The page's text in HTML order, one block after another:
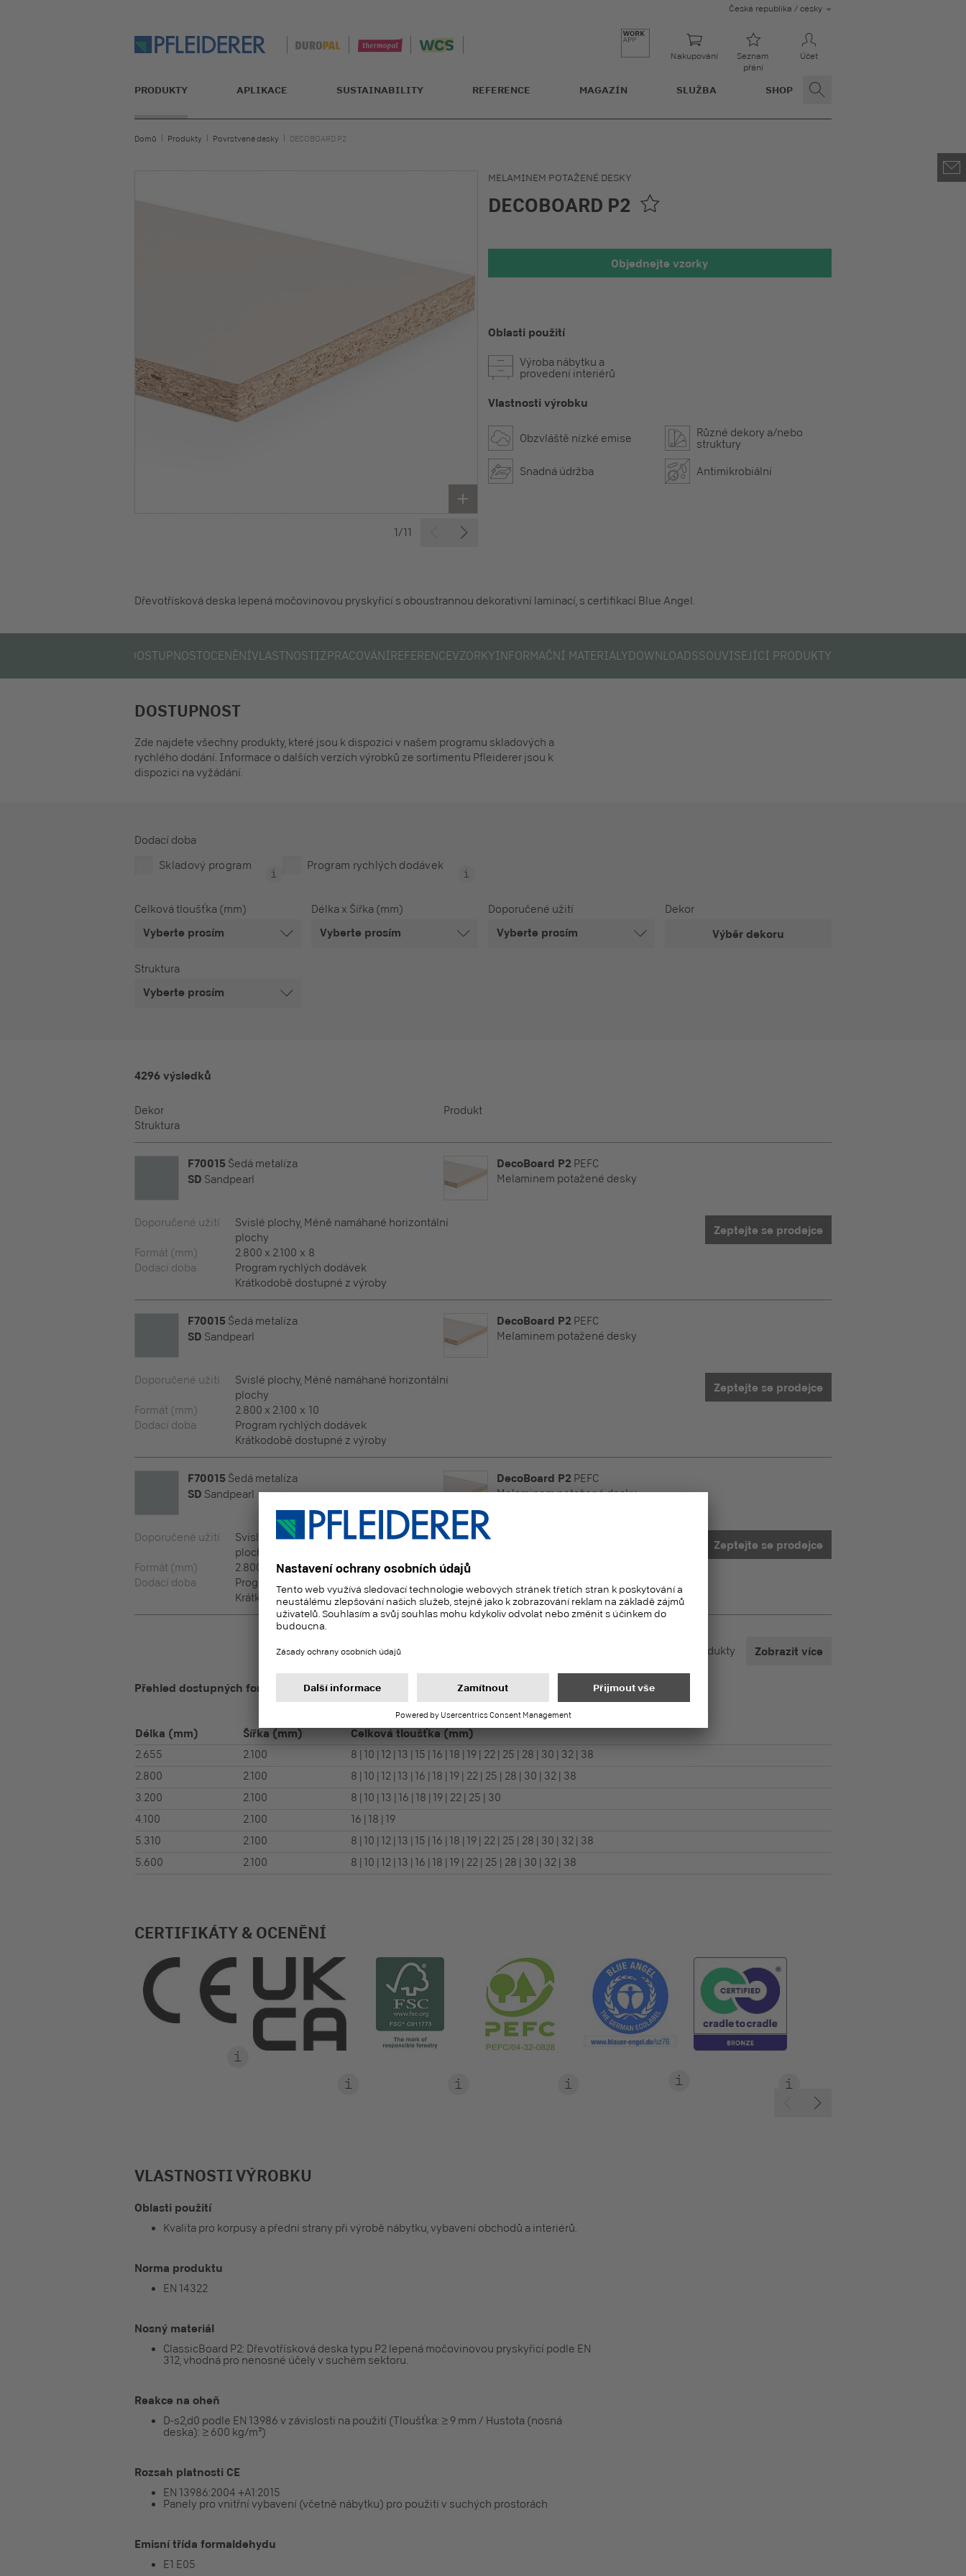
Česká republika / cesky
Nakupování
Seznam
přání
Účet
PRODUKTY APLIKACE SUSTAINABILITY REFERENCE MAGAZÍN SLUŽBA SHOP
Domů Produkty Povrstvené desky DECOBOARD P2
1/11
MELAMINEM POTAŽENÉ DESKY
DECOBOARD P2
Objednejte vzorky
Oblasti použití
Výroba nábytku a
provedení interiérů
Vlastnosti výrobku
Obzvláště nízké emise
Různé dekory a/nebo
struktury
Snadná údržba Antimikrobiální
Dřevotřísková deska lepená močovinovou pryskyřicí s oboustrannou dekorativní laminací, s certifikací Blue Angel.
DOSTUPNOSTOCENĚNÍVLASTNOSTIZPRACOVÁNÍREFERENCEVZORKYINFORMAČNÍ MATERIÁLYDOWNLOADSSOUVISEJÍCÍ PRODUKTY
DOSTUPNOST
Zde najdete všechny produkty, které jsou k dispozici v našem programu skladových a
rychlého dodání. Informace o dalších verzích výrobků ze sortimentu Pfleiderer jsou k
dispozici na vyžádání.
Dodací doba
Skladový program
Program rychlých dodávek
Celková tloušťka (mm)
Vyberte prosím
Délka x Šířka (mm)
Vyberte prosím
Doporučené užití
Vyberte prosím
Dekor
Výběr dekoru
Struktura
Vyberte prosím
4296 výsledků
Dekor
Struktura
Produkt
F70015 Šedá metalíza
SD Sandpearl
DecoBoard P2 PEFC
Melaminem potažené desky
Doporučené užití
Svislé plochy, Méně namáhané horizontální
plochy
Formát (mm)
2.800 x 2.100 x 8
Dodací doba
Program rychlých dodávek
Krátkodobě dostupné z výroby
Zeptejte se prodejce
F70015 Šedá metalíza
SD Sandpearl
DecoBoard P2 PEFC
Melaminem potažené desky
Doporučené užití
Svislé plochy, Méně namáhané horizontální
plochy
Formát (mm)
2.800 x 2.100 x 10
Dodací doba
Program rychlých dodávek
Krátkodobě dostupné z výroby
Zeptejte se prodejce
F70015 Šedá metalíza
SD Sandpearl
DecoBoard P2 PEFC
Melaminem potažené desky
Doporučené užití
Svislé plochy, Méně namáhané horizontální
plochy
Formát (mm)
2.800 x 2.100 x 12
Dodací doba
Program rychlých dodávek
Krátkodobě dostupné z výroby
Zeptejte se prodejce
Produkty Zobrazit více
Přehled dostupných formátů
Délka (mm) Šířka (mm) Celková tloušťka (mm)
2.655 2.100
8 | 10 | 12 | 13 | 15 | 16 | 18 | 19 | 22 | 25 | 28 | 30 | 32 | 38
2.800
2.100
8 | 10 | 12 | 13 | 16 | 18 | 19 | 22 | 25 | 28 | 30 | 32 | 38
3.200
2.100
8 | 10 | 13 | 16 | 18 | 19 | 22 | 25 | 30
4.100
2.100
16 | 18 | 19
5.310
2.100
8 | 10 | 12 | 13 | 15 | 16 | 18 | 19 | 22 | 25 | 28 | 30 | 32 | 38
5.600
2.100 8 | 10 | 12 | 13 | 16 | 18 | 19 | 22 | 25 | 28 | 30 | 32 | 38
CERTIFIKÁTY & OCENĚNÍ
VLASTNOSTI VÝROBKU
Oblasti použití
Kvalita pro korpusy a přední strany při výrobě nábytku, vybavení obchodů a interiérů.
Norma produktu
EN 14322
Nosný materiál
ClassicBoard P2: Dřevotřísková deska typu P2 lepená močovinovou pryskyřicí podle EN
312, vhodná pro nenosné účely v suchém sektoru.
Reakce na oheň
D-s2,d0 podle EN 13986 v závislosti na použití (Tloušťka: ≥ 9 mm / Hustota (nosná
deska): ≥ 600 kg/m³)
Rozsah platnosti CE
EN 13986:2004 +A1:2015
Panely pro vnitřní vybavení (včetně nábytku) pro použití v suchých prostorách
Emisní třída formaldehydu
E1 E05